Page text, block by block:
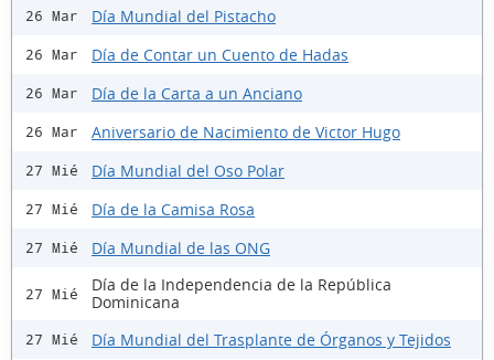
26 Mar Día Mundial del Pistacho
26 Mar Día de Contar un Cuento de Hadas
26 Mar Día de la Carta a un Anciano
26 Mar Aniversario de Nacimiento de Victor Hugo
27 Mié Día Mundial del Oso Polar
27 Mié Día de la Camisa Rosa
27 Mié Día Mundial de las ONG
27 Mié
Día de la Independencia de la República
Dominicana
27 Mié Día Mundial del Trasplante de Órganos y Tejidos